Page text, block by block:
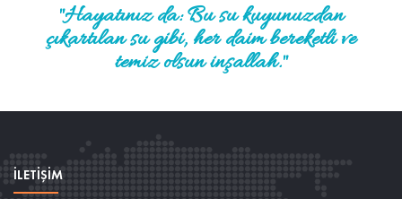
"Hayatınız da: Bu su kuyunuzdan
çıkartılan su gibi, her daim bereketli ve
temiz olsun inşallah."
İLETİŞİM